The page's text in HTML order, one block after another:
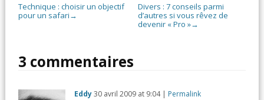
Technique : choisir un objectif
pour un safari →
Divers : 7 conseils parmi
d’autres si vous rêvez de
devenir « Pro »→
3 commentaires
Eddy 30 avril 2009 at 9:04| Permalink